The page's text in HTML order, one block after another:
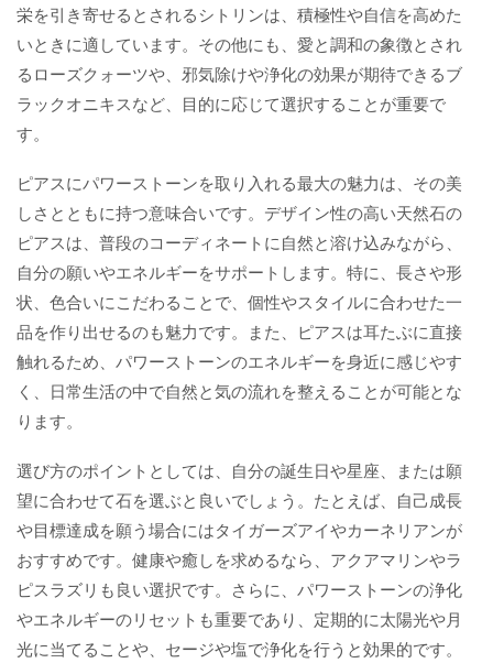
栄を引き寄せるとされるシトリンは、積極性や自信を高めた
いときに適しています。その他にも、愛と調和の象徴とされ
るローズクォーツや、邪気除けや浄化の効果が期待できるブ
ラックオニキスなど、目的に応じて選択することが重要で
す。
ピアスにパワーストーンを取り入れる最大の魅力は、その美
しさとともに持つ意味合いです。デザイン性の高い天然石の
ピアスは、普段のコーディネートに自然と溶け込みながら、
自分の願いやエネルギーをサポートします。特に、長さや形
状、色合いにこだわることで、個性やスタイルに合わせた一
品を作り出せるのも魅力です。また、ピアスは耳たぶに直接
触れるため、パワーストーンのエネルギーを身近に感じやす
く、日常生活の中で自然と気の流れを整えることが可能とな
ります。
選び方のポイントとしては、自分の誕生日や星座、または願
望に合わせて石を選ぶと良いでしょう。たとえば、自己成長
や目標達成を願う場合にはタイガーズアイやカーネリアンが
おすすめです。健康や癒しを求めるなら、アクアマリンやラ
ピスラズリも良い選択です。さらに、パワーストーンの浄化
やエネルギーのリセットも重要であり、定期的に太陽光や月
光に当てることや、セージや塩で浄化を行うと効果的です。